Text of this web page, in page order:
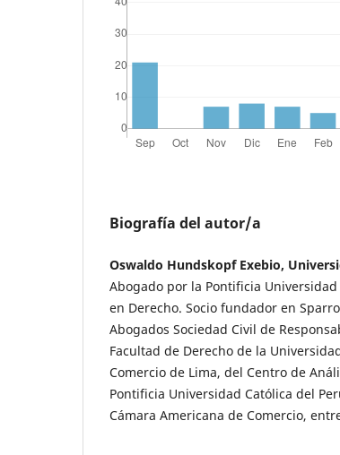
Biografía del autor/a
Oswaldo Hundskopf Exebio,
Abogado por la Pontificia
en Derecho. Socio fundador en
Abogados Sociedad Civil de
Facultad de Derecho de la
Comercio de Lima, del Centro de
Pontificia Universidad Católica del
Cámara Americana de Comercio,